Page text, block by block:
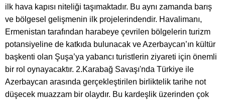
ilk hava kapısı niteliği taşımaktadır. Bu aynı zamanda barış
ve bölgesel gelişmenin ilk projelerindendir. Havalimanı,
Ermenistan tarafından harabeye çevrilen bölgelerin turizm
potansiyeline de katkıda bulunacak ve Azerbaycan’ın kültür
başkenti olan Şuşa’ya yabancı turistlerin ziyareti için önemli
bir rol oynayacaktır. 2.Karabağ Savaşı'nda Türkiye ile
Azerbaycan arasında gerçekleştirilen birliktelik tarihe not
düşecek muazzam bir olaydır. Bu kardeşlik üzerinden çok